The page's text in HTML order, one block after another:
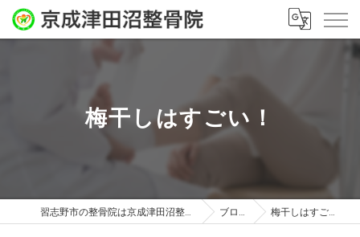
梅干しはすごい！
習志野市の整骨院は京成津田沼整骨院 ブログ 梅干しはすごい！